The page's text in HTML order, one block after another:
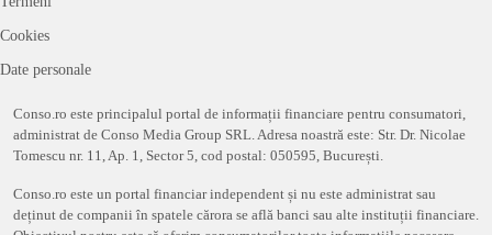
Cookies
Date personale
Conso.ro este principalul portal de informații financiare pentru consumatori,
administrat de Conso Media Group SRL. Adresa noastră este: Str. Dr. Nicolae
Tomescu nr. 11, Ap. 1, Sector 5, cod postal: 050595, București.
Conso.ro este un portal financiar independent și nu este administrat sau
deținut de companii în spatele cărora se află banci sau alte instituții financiare.